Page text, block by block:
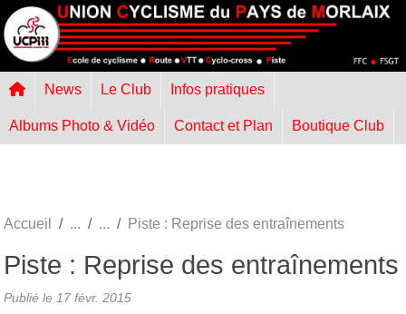
News Le Club Infos pratiques
Albums Photo & Vidéo Contact et Plan Boutique Club
Accueil Piste : Reprise des entraînements
Piste : Reprise des entraînements
Publié le 17 févr. 2015
Panneau de gestion des cookies